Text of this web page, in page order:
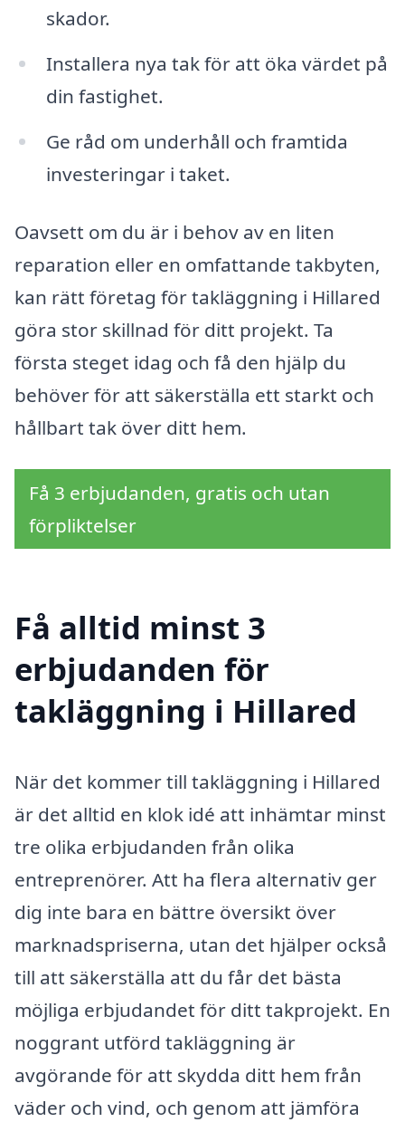
skador.
Installera nya tak för att öka värdet på
din fastighet.
Ge råd om underhåll och framtida
investeringar i taket.
Oavsett om du är i behov av en liten
reparation eller en omfattande takbyten,
kan rätt företag för takläggning i Hillared
göra stor skillnad för ditt projekt. Ta
första steget idag och få den hjälp du
behöver för att säkerställa ett starkt och
hållbart tak över ditt hem.
Få 3 erbjudanden, gratis och utan
förpliktelser
Få alltid minst 3
erbjudanden för
takläggning i Hillared
När det kommer till takläggning i Hillared
är det alltid en klok idé att inhämtar minst
tre olika erbjudanden från olika
entreprenörer. Att ha flera alternativ ger
dig inte bara en bättre översikt över
marknadspriserna, utan det hjälper också
till att säkerställa att du får det bästa
möjliga erbjudandet för ditt takprojekt. En
noggrant utförd takläggning är
avgörande för att skydda ditt hem från
väder och vind, och genom att jämföra